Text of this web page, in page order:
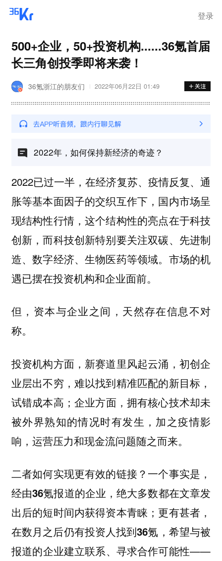
登录
500+企业，50+投资机构......36氪首届
长三角创投季即将来袭！
36氪浙江的朋友们 2022年06月22日 01:49
2022年，如何保持新经济的奇迹？
2022已过一半，在经济复苏、疫情反复、通
胀等基本面因子的交织互作下，国内市场呈
现结构性行情，这个结构性的亮点在于科技
创新，而科技创新特别要关注双碳、先进制
造、数字经济、生物医药等领域。市场的机
遇已摆在投资机构和企业面前。
但， 资本与企业之间，天然存在信息不对
称。
投资机构方面，新赛道里风起云涌，初创企
业层出不穷，难以找到精准匹配的新目标，
试错成本高；企业方面，拥有核心技术却未
被外界熟知的情况时有发生，加之疫情影
响，运营压力和现金流问题随之而来。
二者如何实现更有效的链接？一个事实是，
经由36氪报道的企业，绝大多数都在文章发
出后的短时间内获得资本青睐 ；更有甚者，
在数月之后仍有投资人找到36氪，希望与被
报道的企业建立联系、寻求合作可能性——